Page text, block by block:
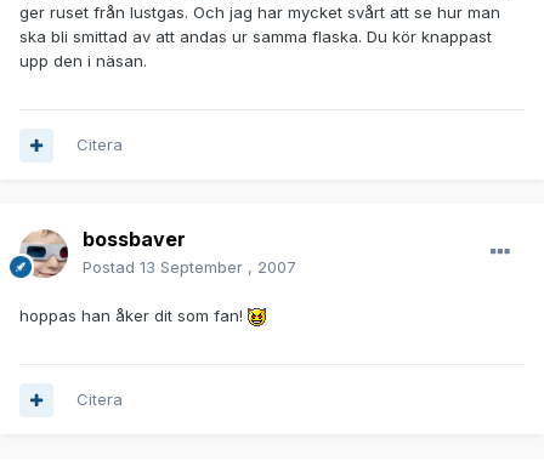
ger ruset från lustgas. Och jag har mycket svårt att se hur man
ska bli smittad av att andas ur samma flaska. Du kör knappast
upp den i näsan.
Citera
bossbaver
Postad 13 September , 2007
hoppas han åker dit som fan!
Citera